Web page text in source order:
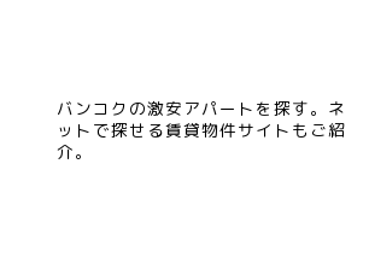
バンコクの激安アパートを探す。ネ
ットで探せる賃貸物件サイトもご紹
介。